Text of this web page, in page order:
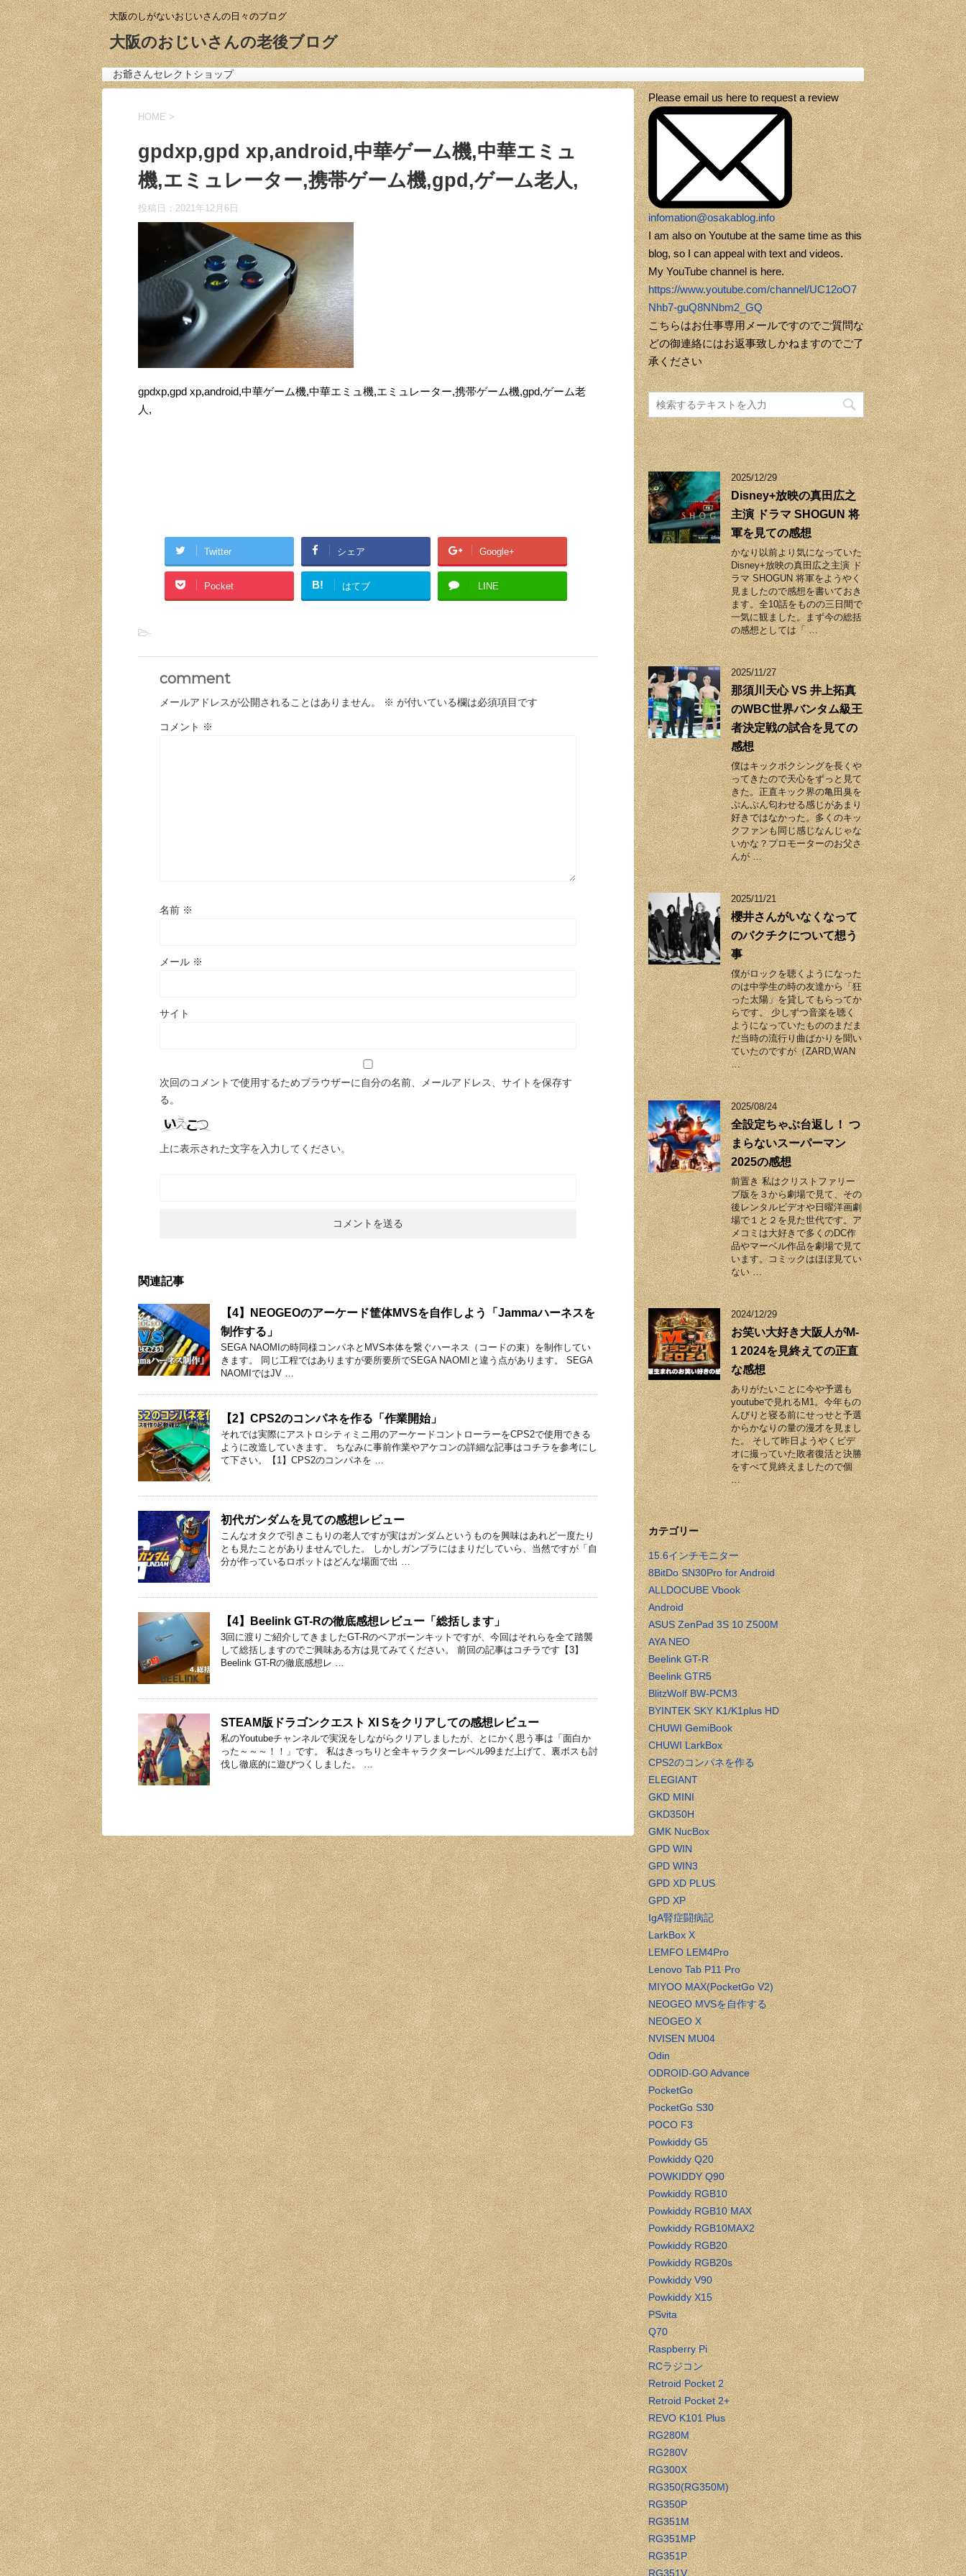
大阪のしがないおじいさんの日々のブログ
大阪のおじいさんの老後ブログ
お爺さんセレクトショップ
HOME >
gpdxp,gpd xp,android,中華ゲーム機,中華エミュ
機,エミュレーター,携帯ゲーム機,gpd,ゲーム老人,
投稿日： 2021年12月6日
gpdxp,gpd xp,android,中華ゲーム機,中華エミュ機,エミュレーター,携帯ゲーム機,gpd,ゲーム老
人,
Twitter シェア Google+
Pocket B! はてブ LINE
-
comment
メールアドレスが公開されることはありません。 ※ が付いている欄は必須項目です
コメント ※
名前 ※
メール ※
サイト
次回のコメントで使用するためブラウザーに自分の名前、メールアドレス、サイトを保存す
る。
上に表示された文字を入力してください。
関連記事
【4】NEOGEOのアーケード筐体MVSを自作しよう「Jammaハーネスを
制作する」
SEGA NAOMIの時同様コンパネとMVS本体を繋ぐハーネス（コードの束）を制作してい
きます。 同じ工程ではありますが要所要所でSEGA NAOMIと違う点があります。 SEGA
NAOMIではJV …
【2】CPS2のコンパネを作る「作業開始」
それでは実際にアストロシティミニ用のアーケードコントローラーをCPS2で使用できる
ように改造していきます。 ちなみに事前作業やアケコンの詳細な記事はコチラを参考にし
て下さい。【1】CPS2のコンパネを …
初代ガンダムを見ての感想レビュー
こんなオタクで引きこもりの老人ですが実はガンダムというものを興味はあれど一度たり
とも見たことがありませんでした。 しかしガンプラにはまりだしていら、当然ですが「自
分が作っているロボットはどんな場面で出 …
【4】Beelink GT-Rの徹底感想レビュー「総括します」
3回に渡りご紹介してきましたGT-Rのベアボーンキットですが、今回はそれらを全て踏襲
して総括しますのでご興味ある方は見てみてください。 前回の記事はコチラです【3】
Beelink GT-Rの徹底感想レ …
STEAM版ドラゴンクエスト XI Sをクリアしての感想レビュー
私のYoutubeチャンネルで実況をしながらクリアしましたが、とにかく思う事は「面白か
った～～～！！」です。 私はきっちりと全キャラクターレベル99まだ上げて、裏ボスも討
伐し徹底的に遊びつくしました。 …
Please email us here to request a review
infomation@osakablog.info
I am also on Youtube at the same time as this
blog, so I can appeal with text and videos.
My YouTube channel is here.
https://www.youtube.com/channel/UC12oO7
Nhb7-guQ8NNbm2_GQ
こちらはお仕事専用メールですのでご質問な
どの御連絡にはお返事致しかねますのでご了
承ください
2025/12/29
Disney+放映の真田広之
主演 ドラマ SHOGUN 将
軍を見ての感想
かなり以前より気になっていた
Disney+放映の真田広之主演 ド
ラマ SHOGUN 将軍をようやく
見ましたので感想を書いておき
ます。全10話をものの三日間で
一気に観ました。まず今の総括
の感想としては「 …
2025/11/27
那須川天心 VS 井上拓真
のWBC世界バンタム級王
者決定戦の試合を見ての
感想
僕はキックボクシングを長くや
ってきたので天心をずっと見て
きた。正直キック界の亀田臭を
ぷんぷん匂わせる感じがあまり
好きではなかった。多くのキッ
クファンも同じ感じなんじゃな
いかな？プロモーターのお父さ
んが …
2025/11/21
櫻井さんがいなくなって
のバクチクについて想う
事
僕がロックを聴くようになった
のは中学生の時の友達から「狂
った太陽」を貸してもらってか
らです。 少しずつ音楽を聴く
ようになっていたもののまだま
だ当時の流行り曲ばかりを聞い
ていたのですが（ZARD,WAN
…
2025/08/24
全設定ちゃぶ台返し！ つ
まらないスーパーマン
2025の感想
前置き 私はクリストファリー
ブ版を３から劇場で見て、その
後レンタルビデオや日曜洋画劇
場で１と２を見た世代です。ア
メコミは大好きで多くのDC作
品やマーベル作品を劇場で見て
います。コミックはほぼ見てい
ない …
2024/12/29
お笑い大好き大阪人がM-
1 2024を見終えての正直
な感想
ありがたいことに今や予選も
youtubeで見れるM1。今年もの
んびりと寝る前にせっせと予選
からかなりの量の漫才を見まし
た。 そして昨日ようやくビデ
オに撮っていた敗者復活と決勝
をすべて見終えましたので個
…
カテゴリー
15.6インチモニター
8BitDo SN30Pro for Android
ALLDOCUBE Vbook
Android
ASUS ZenPad 3S 10 Z500M
AYA NEO
Beelink GT-R
Beelink GTR5
BlitzWolf BW-PCM3
BYINTEK SKY K1/K1plus HD
CHUWI GemiBook
CHUWI LarkBox
CPS2のコンパネを作る
ELEGIANT
GKD MINI
GKD350H
GMK NucBox
GPD WIN
GPD WIN3
GPD XD PLUS
GPD XP
IgA腎症闘病記
LarkBox X
LEMFO LEM4Pro
Lenovo Tab P11 Pro
MIYOO MAX(PocketGo V2)
NEOGEO MVSを自作する
NEOGEO X
NVISEN MU04
Odin
ODROID-GO Advance
PocketGo
PocketGo S30
POCO F3
Powkiddy G5
Powkiddy Q20
POWKIDDY Q90
Powkiddy RGB10
Powkiddy RGB10 MAX
Powkiddy RGB10MAX2
Powkiddy RGB20
Powkiddy RGB20s
Powkiddy V90
Powkiddy X15
PSvita
Q70
Raspberry Pi
RCラジコン
Retroid Pocket 2
Retroid Pocket 2+
REVO K101 Plus
RG280M
RG280V
RG300X
RG350(RG350M)
RG350P
RG351M
RG351MP
RG351P
RG351V